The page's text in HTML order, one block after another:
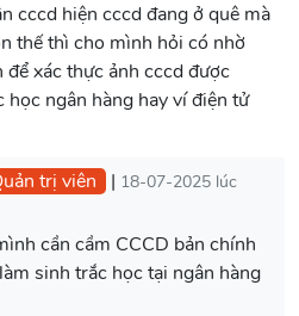
cccd hiện cccd đang ở quê mà
thế thì cho mình hỏi có nhờ
xác thực ảnh cccd được
ngân hàng hay ví điện tử
trị viên | 18-07-2025 lúc
cần cầm CCCD bản chính
sinh trắc học tại ngân hàng